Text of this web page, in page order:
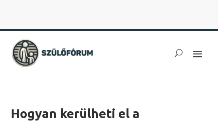
Hogyan kerülheti el a